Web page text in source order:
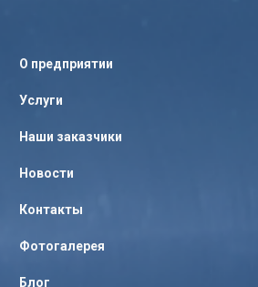
О предприятии
Услуги
Наши заказчики
Новости
Контакты
Фотогалерея
Блог